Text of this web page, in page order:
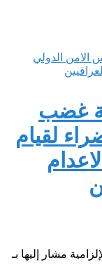
غضب
لقيام
مشار إليها بـ